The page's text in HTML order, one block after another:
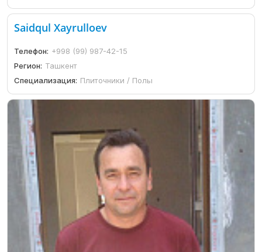
Saidqul Xayrulloev
Телефон: +998 (99) 987-42-15
Регион: Ташкент
Специализация: Плиточники / Полы